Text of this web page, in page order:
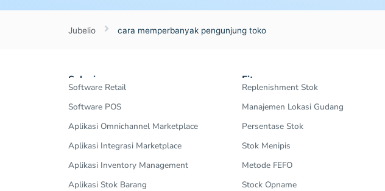
Jubelio cara memperbanyak pengunjung toko
Solusi
Software Retail
Software POS
Aplikasi Omnichannel Marketplace
Aplikasi Integrasi Marketplace
Aplikasi Inventory Management
Aplikasi Stok Barang
Fitur
Replenishment Stok
Manajemen Lokasi Gudang
Persentase Stok
Stok Menipis
Metode FEFO
Stock Opname